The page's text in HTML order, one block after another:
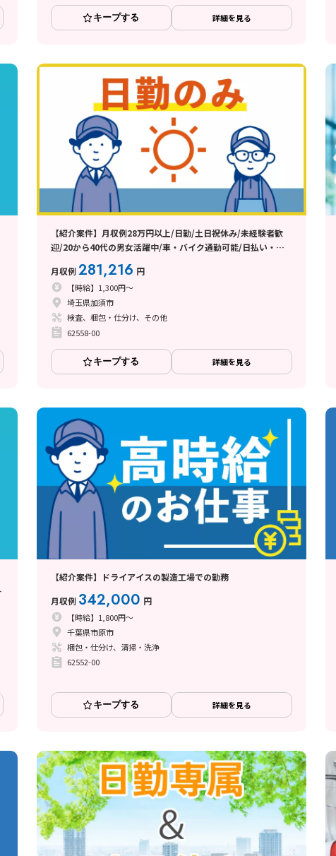
キープする 詳細を見る
【紹介案件】月収例28万円以上/日勤/土日祝休み/未経験者歓
迎/20から40代の男女活躍中/車・バイク通勤可能/日払い・週
払い制度あり
月収例281,216 円
【時給】1,300円～
埼玉県加須市
検査、梱包・仕分け、その他
62558-00
キープする 詳細を見る
【紹介案件】ドライアイスの製造工場での勤務
月収例 342,000 円
【時給】1,800円～
千葉県市原市
梱包・仕分け、清掃・洗浄
62552-00
キープする 詳細を見る